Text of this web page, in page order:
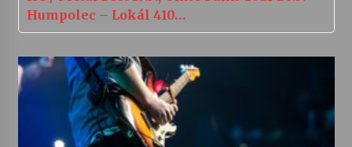
Humpolec – Lokál 410…